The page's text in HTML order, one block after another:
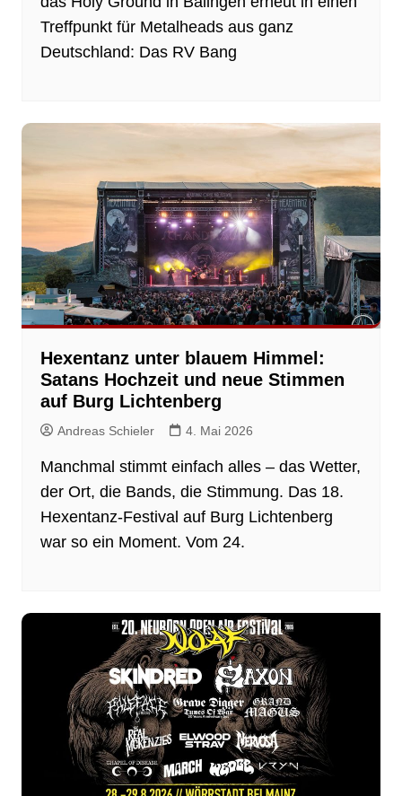
Treffpunkt für Metalheads aus ganz
Deutschland: Das RV Bang
Hexentanz unter blauem Himmel:
Satans Hochzeit und neue Stimmen
auf Burg Lichtenberg
Andreas Schieler 4. Mai 2026
Manchmal stimmt einfach alles – das Wetter,
der Ort, die Bands, die Stimmung. Das 18.
Hexentanz-Festival auf Burg Lichtenberg
war so ein Moment. Vom 24.